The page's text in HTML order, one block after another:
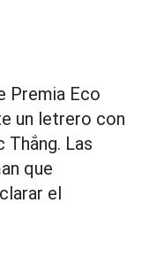
Premia Eco
un letrero con
Las
que
el